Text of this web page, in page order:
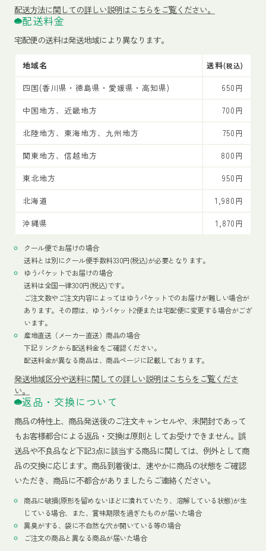
配送方法に関しての詳しい説明はこちらをご覧ください。
配送料金
宅配便の送料は発送地域により異なります。
地域名 送料(税込)
四国(香川県・徳島県・愛媛県・高知県)
650円
中国地方、近畿地方
700円
北陸地方、東海地方、九州地方
750円
関東地方、信越地方
800円
東北地方
950円
北海道
1,980円
沖縄県
1,870円
クール便でお届けの場合
送料とは別にクール便手数料330円(税込)が必要となります。
ゆうパケットでお届けの場合
送料は全国一律300円(税込)です。
ご注文数やご注文内容によってはゆうパケットでのお届けが難しい場合が
あります。その際は、ゆうパケット2便または宅配便に変更する場合がござ
います。
産地直送（メーカー直送）商品の場合
下記リンクから配送料金をご確認ください。
配送料金が異なる商品は、商品ページに記載しております。
発送地域区分や送料に関しての詳しい説明はこちらをご覧くださ
い。
返品・交換について
商品の特性上、商品発送後のご注文キャンセルや、未開封であって
もお客様都合による返品・交換は原則としてお受けできません。誤
送品や不良品など下記3点に該当する商品に関しては、例外として商
品の交換に応じます。商品到着後は、速やかに商品の状態をご確認
いただき、商品に不都合がありましたらご連絡ください。
商品に破損(原形を留めないほどに潰れていたり、溶解している状態)が生
じている場合、また、賞味期限を過ぎたものが届いた場合
異臭がする、袋に不自然な穴が開いている等の場合
ご注文の商品と異なる商品が届いた場合